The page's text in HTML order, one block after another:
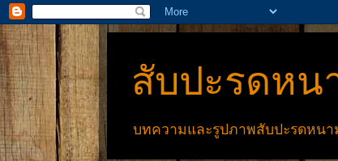
สับปะรดหน
บทความและรูปภาพสับปะรดหนา